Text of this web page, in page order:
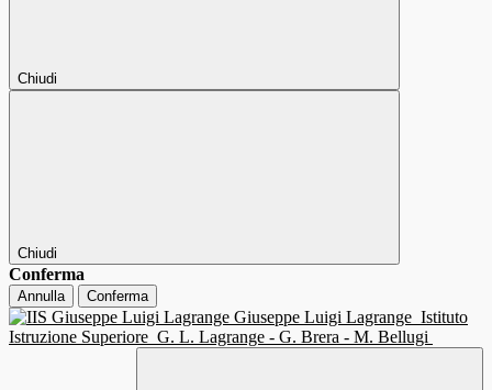
Chiudi
Chiudi
Conferma
Annulla Conferma
Giuseppe Luigi Lagrange Istituto
Istruzione Superiore G. L. Lagrange - G. Brera - M. Bellugi